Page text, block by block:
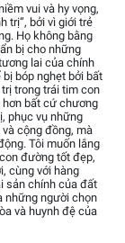
vui và hy vọng,
trị”, bởi vì giới trẻ
Họ không bằng
bị cho những
lai của chính
bóp nghẹt bởi bất
trong trái tim con
bất cứ chương
phục vụ những
cộng đồng, mà
Tôi muốn lắng
đường tốt đẹp,
cùng với hàng
sản chính của đất
những người chọn
và huynh đệ của